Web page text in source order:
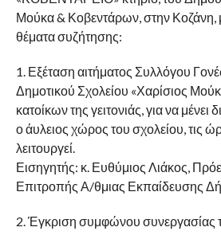
Μούκα & Κοβεντάρων, στην Κοζάνη,
θέματα συζήτησης:
1. Εξέταση αιτήματος Συλλόγου
Δημοτικού Σχολείου «Χαρίσιος
κατοίκων της γειτονιάς, για να μένει
ο άυλειος χώρος του σχολείου, τις
λειτουργεί.
Εισηγητής: κ. Ευθύμιος Λιάκος,
Επιτροπής Α/θμιας Εκπαίδευσης
2. Έγκριση συμφώνου συνεργασίας